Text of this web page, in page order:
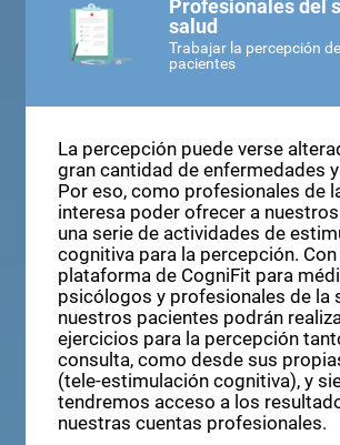
Profesionales del
salud
La percepción puede verse
gran cantidad de enfermedades
Por eso, como profesionales de
interesa poder ofrecer a nuestros
una serie de actividades de
cognitiva para la percepción. Con
plataforma de CogniFit para
psicólogos y profesionales de la
nuestros pacientes podrán
ejercicios para la percepción
consulta, como desde sus
(tele-estimulación cognitiva), y
tendremos acceso a los